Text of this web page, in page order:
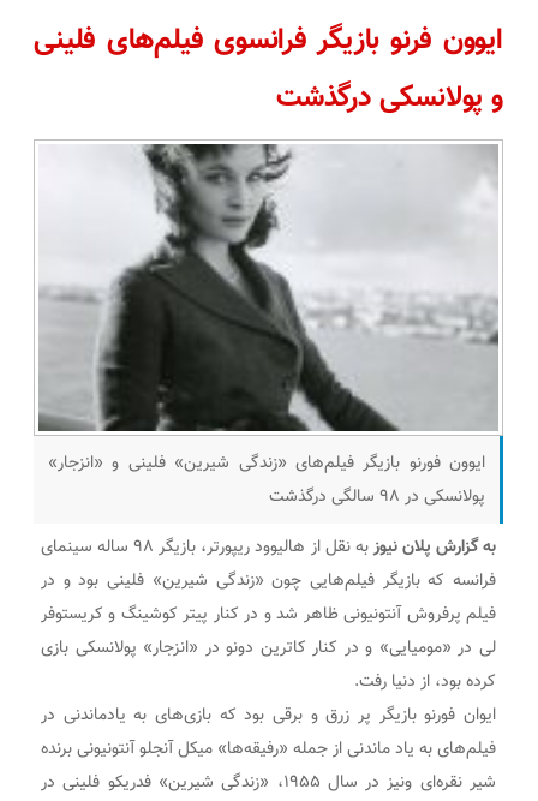
ایوون فرنو بازیگر فرانسوی فیلم‌های فلینی
و پولانسکی درگذشت
ایوون فورنو بازیگر فیلم‌های «زندگی شیرین» فلینی و «انزجار»
پولانسکی در ۹۸ سالگی درگذشت
به گزارش پلان نیوز
به نقل از هالیوود ریپورتر، بازیگر ۹۸ ساله سینمای
فرانسه که بازیگر فیلم‌هایی چون «زندگی شیرین» فلینی بود و در
فیلم پرفروش آنتونیونی ظاهر شد و در کنار پیتر کوشینگ و کریستوفر
لی در «مومیایی» و در کنار کاترین دونو در «انزجار» پولانسکی بازی
کرده بود، از دنیا رفت.
ایوان فورنو بازیگر پر زرق و برقی بود که بازی‌های به یادماندنی در
فیلم‌های به یاد ماندنی از جمله «رفیقه‌ها» میکل آنجلو آنتونیونی برنده
شیر نقره‌ای ونیز در سال ۱۹۵۵، «زندگی شیرین» فدریکو فلینی در